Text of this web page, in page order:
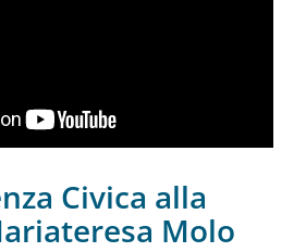
Civica alla
Molo